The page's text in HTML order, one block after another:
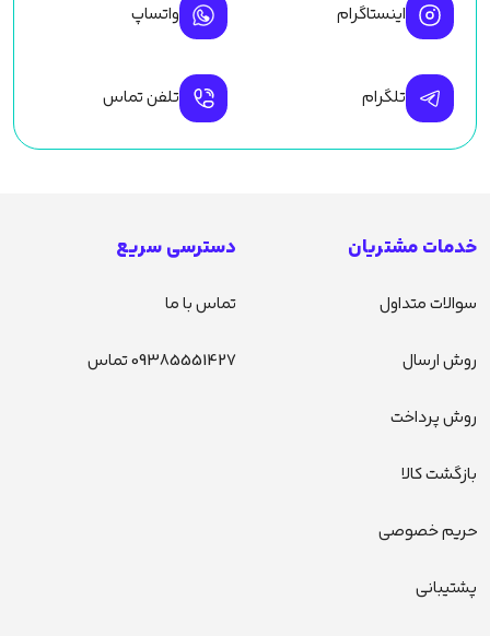
اینستاگرام واتساپ
تلگرام تلفن تماس
خدمات مشتریان
سوالات متداول
روش ارسال
روش پرداخت
بازگشت کالا
حریم خصوصی
پشتیبانی
دسترسی سریع
تماس با ما
09385551427 تماس